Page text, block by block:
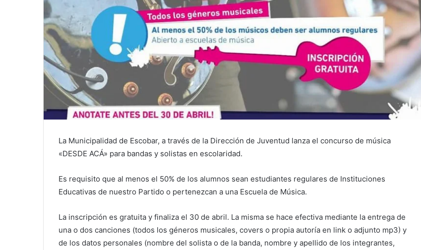
La Municipalidad de Escobar, a través de la Dirección de Juventud lanza el concurso de música
«DESDE ACÁ» para bandas y solistas en escolaridad.
Es requisito que al menos el 50% de los alumnos sean estudiantes regulares de Instituciones
Educativas de nuestro Partido o pertenezcan a una Escuela de Música.
La inscripción es gratuita y finaliza el 30 de abril. La misma se hace efectiva mediante la entrega de
una o dos canciones (todos los géneros musicales, covers o propia autoría en link o adjunto mp3) y
de los datos personales (nombre del solista o de la banda, nombre y apellido de los integrantes,